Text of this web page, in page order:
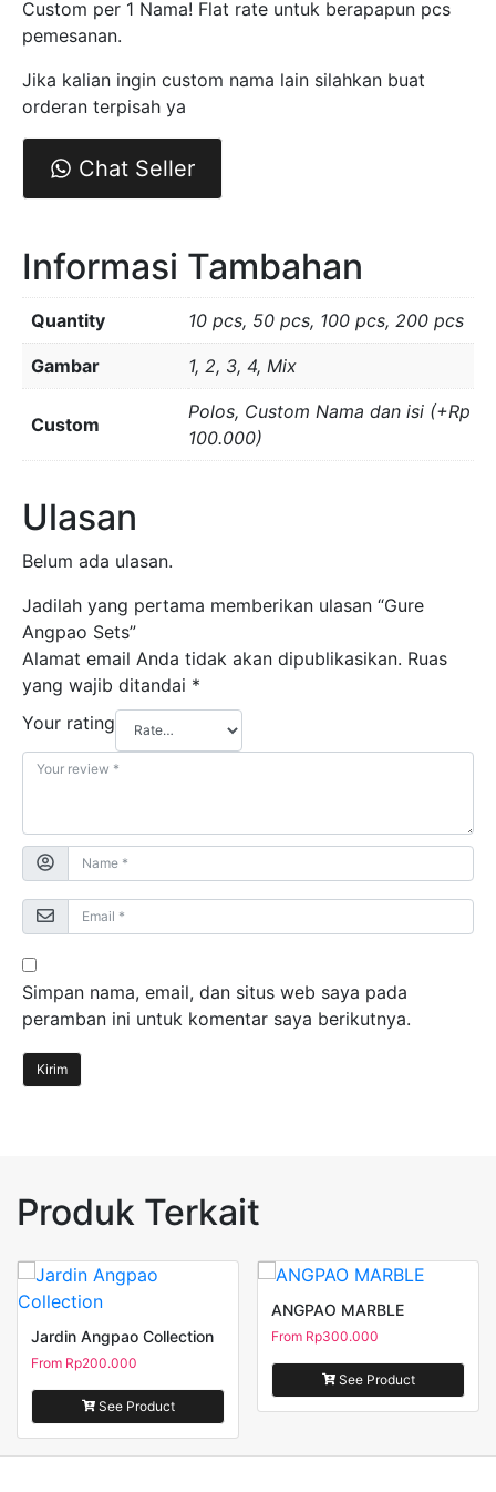
Custom per 1 Nama! Flat rate untuk berapapun pcs
pemesanan.
Jika kalian ingin custom nama lain silahkan buat
orderan terpisah ya
Chat Seller
Informasi Tambahan
Quantity 10 pcs, 50 pcs, 100 pcs, 200 pcs
Gambar 1, 2, 3, 4, Mix
Custom
Polos, Custom Nama dan isi (+Rp
100.000)
Ulasan
Belum ada ulasan.
Jadilah yang pertama memberikan ulasan “Gure
Angpao Sets”
Alamat email Anda tidak akan dipublikasikan. Ruas
yang wajib ditandai *
Your rating
Simpan nama, email, dan situs web saya pada
peramban ini untuk komentar saya berikutnya.
Produk Terkait
Jardin Angpao Collection
From Rp200.000
See Product
ANGPAO MARBLE
From Rp300.000
See Product